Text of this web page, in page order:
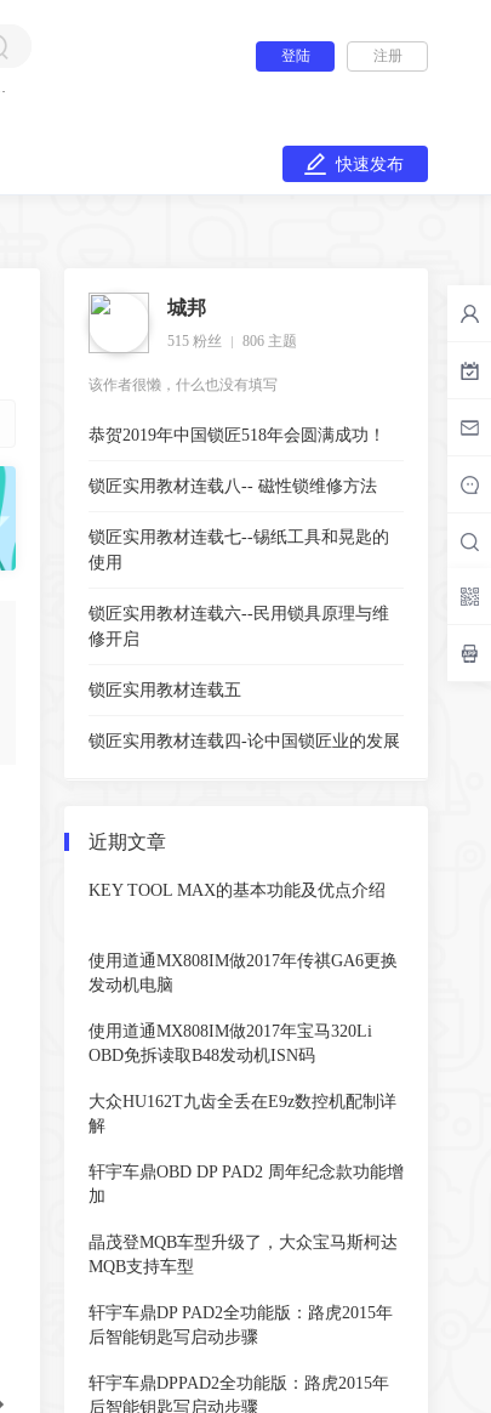
登陆 注册
快速发布
城邦
515 粉丝 806 主题
该作者很懒，什么也没有填写
恭贺2019年中国锁匠518年会圆满成功！
锁匠实用教材连载八-- 磁性锁维修方法
锁匠实用教材连载七--锡纸工具和晃匙的
使用
锁匠实用教材连载六--民用锁具原理与维
修开启
锁匠实用教材连载五
锁匠实用教材连载四-论中国锁匠业的发展
近期文章
KEY TOOL MAX的基本功能及优点介绍
使用道通MX808IM做2017年传祺GA6更换
发动机电脑
使用道通MX808IM做2017年宝马320Li
OBD免拆读取B48发动机ISN码
大众HU162T九齿全丢在E9z数控机配制详
解
轩宇车鼎OBD DP PAD2 周年纪念款功能增
加
晶茂登MQB车型升级了，大众宝马斯柯达
MQB支持车型
轩宇车鼎DP PAD2全功能版：路虎2015年
后智能钥匙写启动步骤
轩宇车鼎DPPAD2全功能版：路虎2015年
后智能钥匙写启动步骤